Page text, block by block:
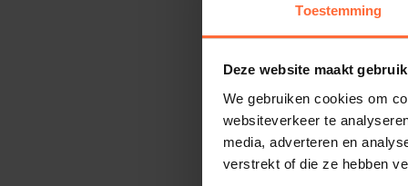
Toestemming
Deze website maakt
We gebruiken cookies om
websiteverkeer te
media, adverteren en
verstrekt of die ze hebben